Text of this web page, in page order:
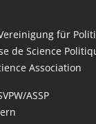
für
de Science
Association
ASSP